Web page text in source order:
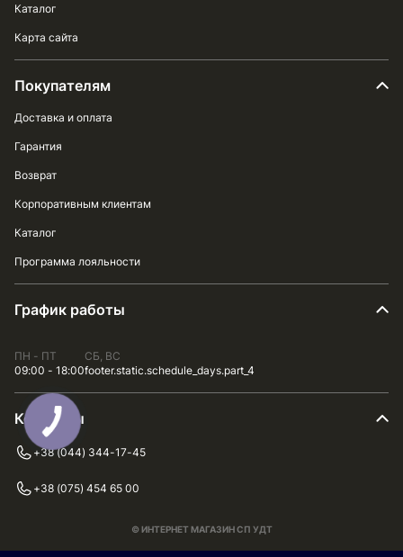
Каталог
Карта сайта
Покупателям
Доставка и оплата
Гарантия
Возврат
Корпоративным клиентам
Каталог
Программа лояльности
График работы
ПН - ПТ
09:00 - 18:00
СБ, ВС
footer.static.schedule_days.part_4
Контакты
+38 (044) 344-17-45
+38 (075) 454 65 00
© ИНТЕРНЕТ МАГАЗИН СП УДТ